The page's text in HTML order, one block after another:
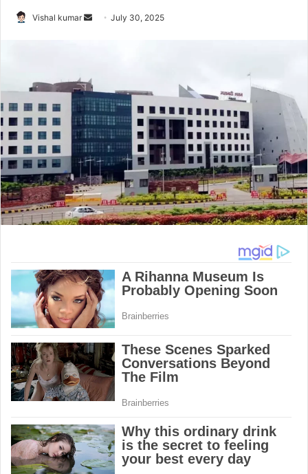
Vishal kumar
SendJuly 30, 2025